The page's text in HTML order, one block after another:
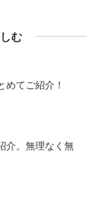
む
めてご紹介！
介。無理なく無